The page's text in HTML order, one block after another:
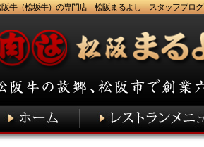
阪牛（松坂牛）の専門店 松阪まるよし スタッフブログ